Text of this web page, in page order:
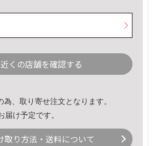
近くの店舗を確認する
為、取り寄せ注文となります。
届け予定です。
取り方法・送料について